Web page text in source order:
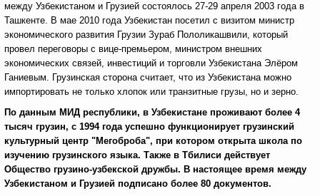
между Узбекистаном и Грузией состоялось 27-29 апреля 2003 года в
Ташкенте. В мае 2010 года Узбекистан посетил с визитом министр
экономического развития Грузии Зураб Пололикашвили, который
провел переговоры с вице-премьером, министром внешних
экономических связей, инвестиций и торговли Узбекистана Элёром
Ганиевым. Грузинская сторона считает, что из Узбекистана можно
импортировать не только хлопок или транзитные грузы, но и зерно.
По данным МИД республики, в Узбекистане проживают более 4
тысяч грузин, с 1994 года успешно функционирует грузинский
культурный центр "Мегоброба", при котором открыта школа по
изучению грузинского языка. Также в Тбилиси действует
Общество грузино-узбекской дружбы. В настоящее время между
Узбекистаном и Грузией подписано более 80 документов.